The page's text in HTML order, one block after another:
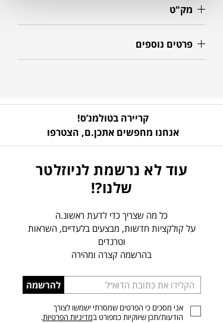
מק"ט
פרטים נוספים
קריירה בטולמנ’ס!
אנחנו מחפשים אתכן.ם, הצטרפו
עוד לא נרשמת לניוזלטר
שלנו?!
כל מה שצריך כדי לדעת ראשונ.ה
על קולקציות חדשות, מבצעים בלעדיים, השראות
וטרנדים
בהרשמה קצרה ומהירה
הכניסו
כתובת
דוא”ל
להרשמה
אני מסכים כי הפרטים שמסרתי ישמשו לצורך
הודעות/תכן שיווקיות כמפורט במדיניות הפרטיות.